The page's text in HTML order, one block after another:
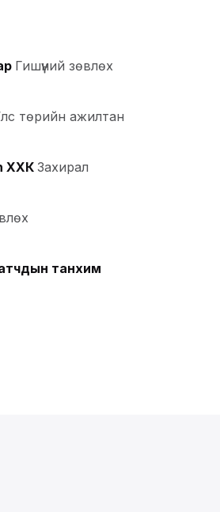
Гишүүний зөвлөх
төрийн ажилтан
ХХК Захирал
танхим